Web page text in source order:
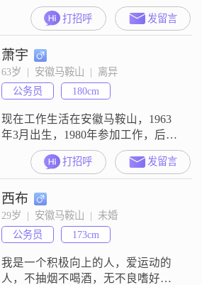
泳、爬山、旅游。年轻时追求事
业，一个人长期奔赴外地，很少接
触异性，错过结婚最佳年龄，至今
单身未婚，无不良嗜好，作息规
律，希望有缘人心态阳光，性格开
朗，情绪稳定，条件成熟时就闪
婚。
打招呼 发留言
萧宇
63岁  |  安徽马鞍山  |  离异
公务员
180cm
现在工作生活在安徽马鞍山，1963
年3月出生，1980年参加工作，后转
入公安系统，从警已经30余年，有
一女儿已经出嫁。我是一个标准的
“宅男”，基本上是单位家里两点一线
的生活。可能受职业的影响，有时
言语会有一些直白，会有一点大男
子主义，但通常都会设身处地为对
方着想。平时不乏风趣幽默跟我接
触过您就会明白了。我相信缘分，
期待
打招呼 发留言
西布
29岁  |  安徽马鞍山  |  未婚
公务员
173cm
我是一个积极向上的人，爱运动的
人，不抽烟不喝酒，无不良嗜好，